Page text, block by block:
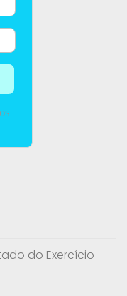
do Exercício